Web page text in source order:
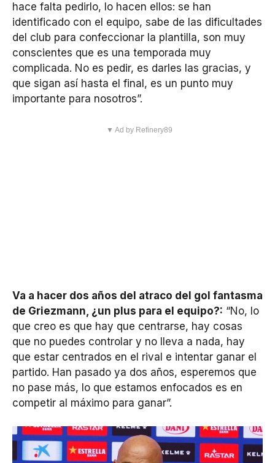
hace falta pedirlo, lo hacen ellos: se han
identificado con el equipo, sabe de las dificultades
del club para confeccionar la plantilla, son muy
conscientes que es una temporada muy
complicada. No es pedir, es darles las gracias, y
que sigan así hasta el final, es un punto muy
importante para nosotros”.
▼ Ad by Refinery89
Va a hacer dos años del atraco del gol fantasma
de Griezmann, ¿un plus para el equipo?: “No, lo
que creo es que hay que centrarse, hay cosas
que no puedes controlar y no lleva a nada, hay
que estar centrados en el rival e intentar ganar el
partido. Han pasado ya dos años, esperemos que
no pase más, lo que estamos enfocados es en
competir al máximo para ganar”.